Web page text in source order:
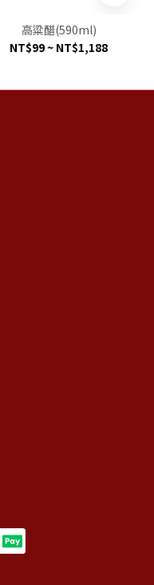
高粱醋(590ml)
NT$99 ~ NT$1,188